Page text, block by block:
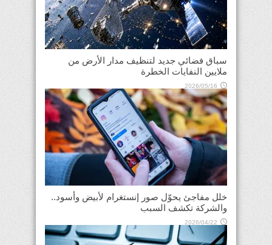
سباق فضائي جديد لتنظيف مدار الأرض من
ملايين النفايات الخطرة
2026/05/16
خلل مفاجئ يحوّل صور إنستغرام لأبيض وأسود..
والشركة تكشف السبب
2026/04/22